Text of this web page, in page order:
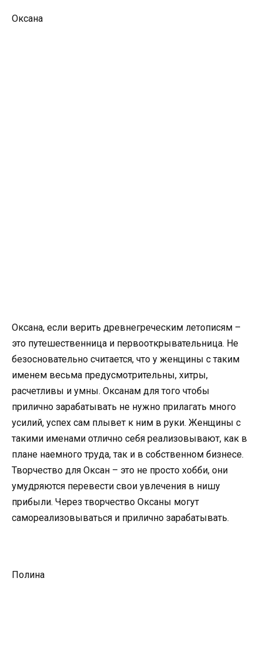
Оксана
Оксана, если верить древнегреческим летописям –
это путешественница и первооткрывательница. Не
безосновательно считается, что у женщины с таким
именем весьма предусмотрительны, хитры,
расчетливы и умны. Оксанам для того чтобы
прилично зарабатывать не нужно прилагать много
усилий, успех сам плывет к ним в руки. Женщины с
такими именами отлично себя реализовывают, как в
плане наемного труда, так и в собственном бизнесе.
Творчество для Оксан – это не просто хобби, они
умудряются перевести свои увлечения в нишу
прибыли. Через творчество Оксаны могут
самореализовываться и прилично зарабатывать.
Полина